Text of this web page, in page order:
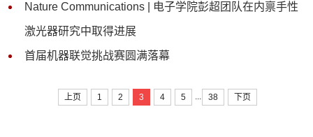
Nature Communications | 电子学院彭超团队在内禀手性
激光器研究中取得进展
首届机器联觉挑战赛圆满落幕
上页 1 2 3 4 5 ... 38 下页